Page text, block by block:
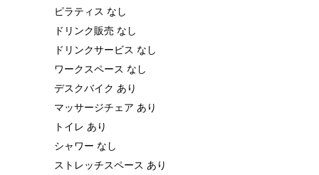
ピラティス なし
ドリンク販売 なし
ドリンクサービス なし
ワークスペース なし
デスクバイク あり
マッサージチェア あり
トイレ あり
シャワー なし
ストレッチスペース あり